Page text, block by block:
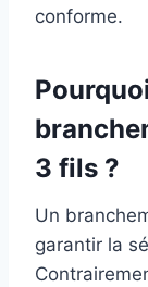
conforme.
3 fils ?
Un
garantir la